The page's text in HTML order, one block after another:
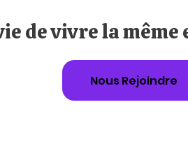
de vivre la même
Nous Rejoindre